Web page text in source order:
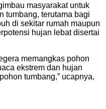
masyarakat untuk
tumbang, terutama bagi
di sekitar rumah maupun
hujan lebat disertai
memangkas pohon
ekstrem dan hujan
tumbang,” ucapnya,